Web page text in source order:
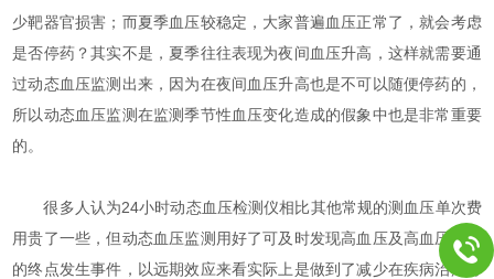
少靶器官损害；而夏季血压较稳定，大家普遍血压正常了，就会考虑
是否停药？其实不是，夏季往往表现为夜间血压升高，这样就需要通
过动态血压监测出来，因为在夜间血压升高也是不可以随便停药的，
所以动态血压监测在监测季节性血压变化造成的假象中也是非常重要
的。
很多人认为24小时动态血压检测仪相比其他常规的测血压单次费
用贵了一些，但动态血压监测用好了可及时发现高血压及高血压引起
的终点发生事件，以远期效应来看实际上是做到了减少在疾病治疗方